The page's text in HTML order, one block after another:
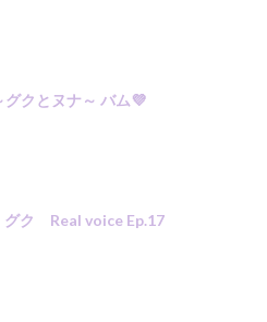
グクとヌナ～ バム💜
グク Real voice Ep.17